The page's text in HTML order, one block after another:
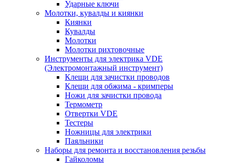
Ударные ключи
Молотки, кувалды и киянки
Киянки
Кувалды
Молотки
Молотки рихтовочные
Инструменты для электрика VDE
(Электромонтажный инструмент)
Клещи для зачистки проводов
Клещи для обжима - кримперы
Ножи для зачистки провода
Термометр
Отвертки VDE
Тестеры
Ножницы для электрики
Паяльники
Наборы для ремонта и восстановления резьбы
Гайколомы